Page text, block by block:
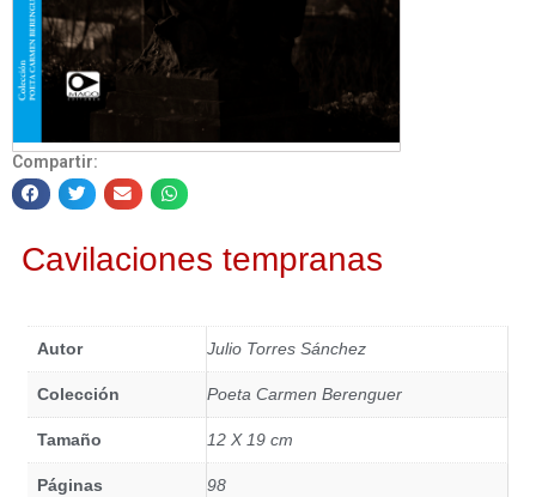
Compartir:
Cavilaciones tempranas
Autor Julio Torres Sánchez
Colección Poeta Carmen Berenguer
Tamaño 12 X 19 cm
Páginas 98